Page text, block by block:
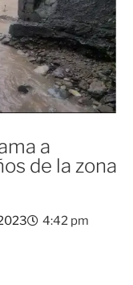
a
de la zona
4:42 pm